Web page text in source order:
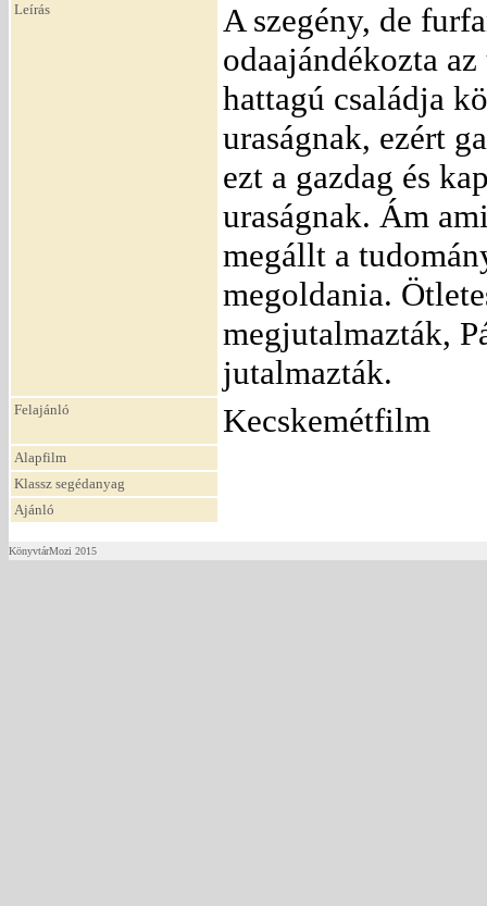
Leírás
A szegény, de
odaajándékozta
hattagú családja
uraságnak, ezért
ezt a gazdag és
uraságnak. Ám
megállt a
megoldania.
megjutalmazták,
jutalmazták.
Felajánló Kecskemétfilm
Alapfilm
Klassz segédanyag
Ajánló
KönyvtárMozi 2015